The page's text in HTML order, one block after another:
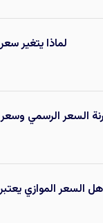
لماذا يتغير سعر DZD إلى TRY؟
السعر الرسمي
هل السعر الموازي